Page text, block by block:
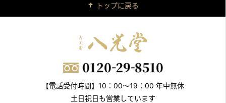
YouTube「実家にある高い物を持参して”宝を査定”」
フジテレビ「世界の何だコレ！？ミステリー」2時間SP
2021年2月5日放送
テレビ東京「所さんの学校では教えてくれないそこんトコロ！」
トップに戻る
【電話受付時間】10：00～19：00 年中無休
土日祝日も営業しています